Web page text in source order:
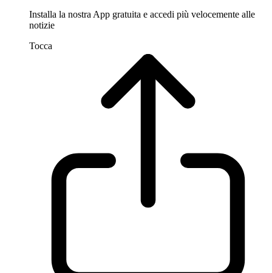
Installa la nostra App gratuita e accedi più velocemente alle
notizie
Tocca